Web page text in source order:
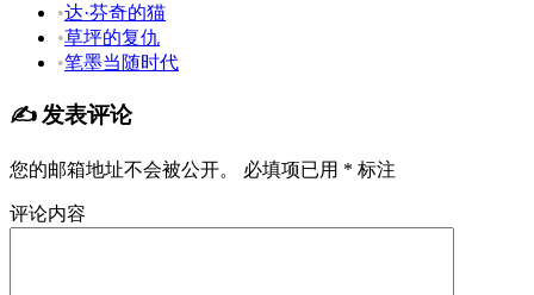
•达·芬奇的猫
•草坪的复仇
•笔墨当随时代
✍️ 发表评论
您的邮箱地址不会被公开。 必填项已用 * 标注
评论内容